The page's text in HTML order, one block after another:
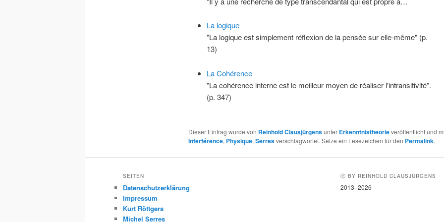
La logique
"La logique est simplement réflexion de la pensée sur elle-même" (p.
13)
La Cohérence
"La cohérence interne est le meilleur moyen de réaliser l'intransitivité".
(p. 347)
Dieser Eintrag wurde von Reinhold Clausjürgensunter Erkenntnistheorieveröffentlicht und
Interférence, Physique, Serresverschlagwortet. Setze ein Lesezeichen für den Permalink.
SEITEN
Datenschutzerklärung
Impressum
Kurt Röttgers
Michel Serres
Ⓒ BY REINHOLD CLAUSJÜRGENS
2013–2026